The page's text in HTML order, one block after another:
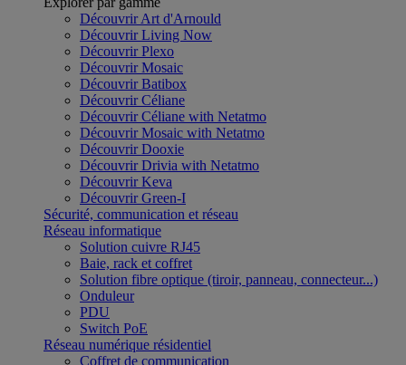
Découvrir Art d'Arnould
Découvrir Living Now
Découvrir Plexo
Découvrir Mosaic
Découvrir Batibox
Découvrir Céliane
Découvrir Céliane with Netatmo
Découvrir Mosaic with Netatmo
Découvrir Dooxie
Découvrir Drivia with Netatmo
Découvrir Keva
Découvrir Green-I
Sécurité, communication et réseau
Réseau informatique
Solution cuivre RJ45
Baie, rack et coffret
Solution fibre optique (tiroir, panneau, connecteur...)
Onduleur
PDU
Switch PoE
Réseau numérique résidentiel
Coffret de communication